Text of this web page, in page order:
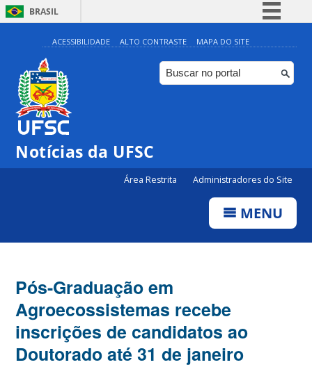
BRASIL
Simplifique!
Comunica BR
Participe
ACESSIBILIDADE ALTO CONTRASTE MAPA DO SITE
Notícias da UFSC
Área Restrita Administradores do Site
MENU
Pós-Graduação em
Agroecossistemas recebe
inscrições de candidatos ao
Doutorado até 31 de janeiro